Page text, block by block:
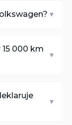
▾
000 km
▾
▾